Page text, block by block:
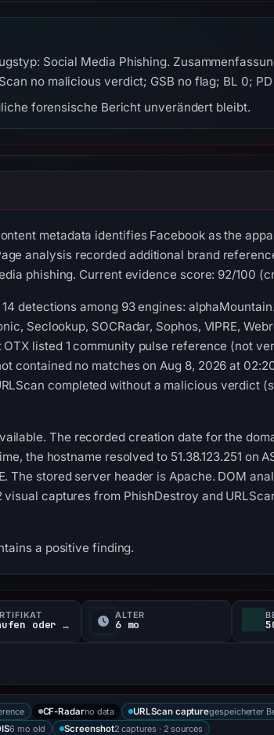
Social Media Phishing.
no malicious verdict; GSB no flag; BL 0;
forensische Bericht unverändert bleibt.
metadata identifies Facebook as the
analysis recorded additional brand
phishing. Current evidence score: 92/100
detections among 93 engines:
Seclookup, SOCRadar, Sophos, VIPRE,
listed 1 community pulse reference (not
contained no matches on Aug 8, 2026 at
completed without a malicious verdict
The recorded creation date for the
the hostname resolved to 51.38.123.251 on
The stored server header is Apache. DOM
captures from PhishDestroy and
a positive finding.
Abgelaufen oder nicht verifiziert
ALTER
6 mo
CF-Radarno data URLScan capturegespeicherter
6 mo old Screenshot2 captures · 2 sources